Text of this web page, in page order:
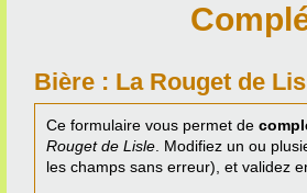
Bière : La Rouget de
Ce formulaire vous permet de
Rouget de Lisle . Modifiez un ou
les champs sans erreur), et validez